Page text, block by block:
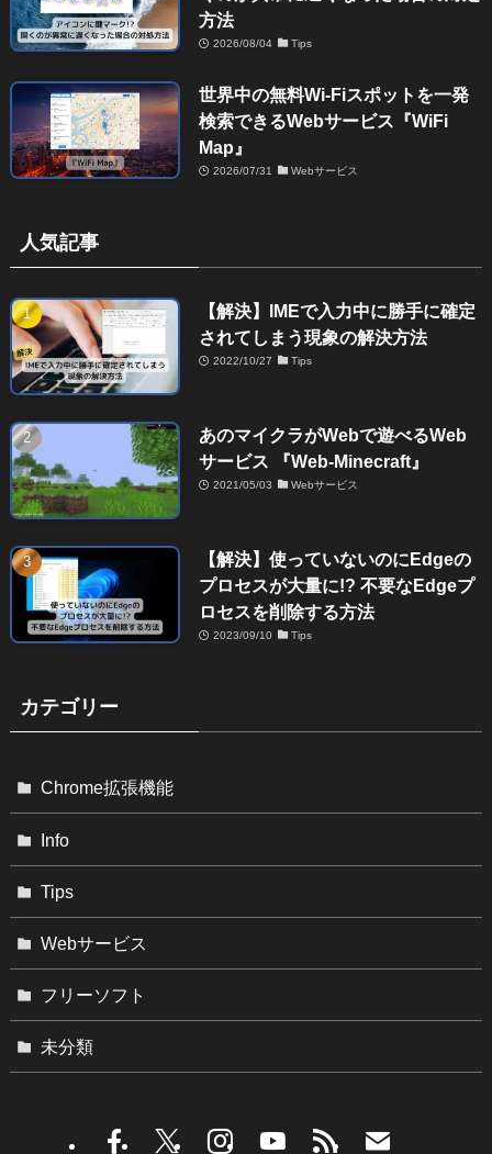
方法
2026/08/04 Tips
世界中の無料Wi-Fiスポットを一発
検索できるWebサービス『WiFi
Map』
2026/07/31 Webサービス
人気記事
【解決】IMEで入力中に勝手に確定
されてしまう現象の解決方法
2022/10/27 Tips
あのマイクラがWebで遊べるWeb
サービス 『Web-Minecraft』
2021/05/03 Webサービス
【解決】使っていないのにEdgeの
プロセスが大量に!? 不要なEdgeプ
ロセスを削除する方法
2023/09/10 Tips
カテゴリー
Chrome拡張機能
Info
Tips
Webサービス
フリーソフト
未分類